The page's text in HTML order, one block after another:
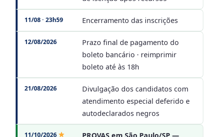
11/08 · 23h59 Encerramento das inscrições
12/08/2026
Prazo final de pagamento do
boleto bancário · reimprimir
boleto até às 18h
21/08/2026
Divulgação dos candidatos com
atendimento especial deferido e
autodeclarados negros
11/10/2026